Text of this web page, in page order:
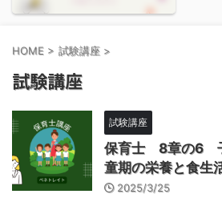
HOME > 試験講座 >
試験講座
試験講座
保育士 8章の6
童期の栄養と食生
2025/3/25